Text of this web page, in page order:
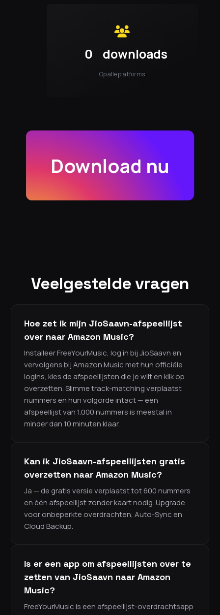
0 downloads
Op alle platforms
Download nu
Veelgestelde vragen
Hoe zet ik mijn JioSaavn-afspeellijst
over naar Amazon Music?
Installeer FreeYourMusic, log in bij JioSaavn en
vervolgens bij Amazon Music met hun officiële
logins, kies de afspeellijsten die je wilt en klik op
overzetten. Slimme track-matching verplaatst
nummers en hun volgorde intact — een
afspeellijst van 1.000 nummers is meestal in
minder dan 10 minuten klaar.
Kan ik JioSaavn-afspeellijsten gratis
overzetten naar Amazon Music?
Ja — de gratis versie verplaatst tot 600 nummers
en één afspeellijst zonder kaart nodig. Upgrade
voor onbeperkte overdrachten, Auto-Sync en
Cloud Backup.
Is er een app om afspeellijsten over te
zetten van JioSaavn naar Amazon
Music?
FreeYourMusic is een afspeellijst-overdrachtsapp